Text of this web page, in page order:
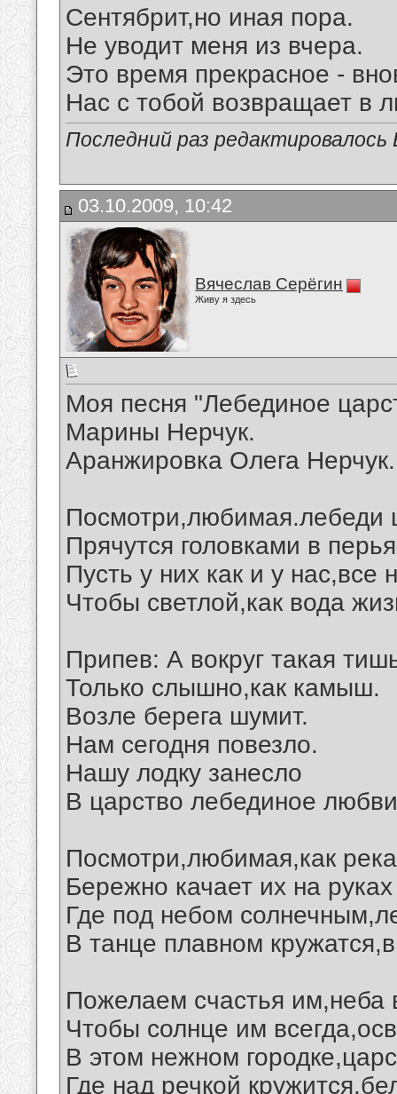
Сентябрит,но иная пора.
Не уводит меня из вчера.
Это время прекрасное -
Нас с тобой возвращает в
Последний раз
03.10.2009, 10:42
Вячеслав Серёгин
Живу я здесь
Моя песня "Лебединое
Марины Нерчук.
Аранжировка Олега
Посмотри,любимая.лебеди
Прячутся головками в
Пусть у них как и у нас,все
Чтобы светлой,как вода
Припев: А вокруг такая
Только слышно,как камыш.
Возле берега шумит.
Нам сегодня повезло.
Нашу лодку занесло
В царство лебединое
Посмотри,любимая,как
Бережно качает их на
Где под небом
В танце плавном
Пожелаем счастья им,неба
Чтобы солнце им
В этом нежном
Где над речкой